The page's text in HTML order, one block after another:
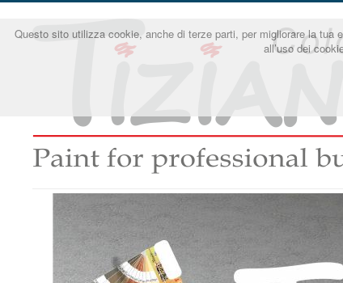
Questo sito utilizza cookie, anche di terze parti, per migliorare la tua
all’uso dei